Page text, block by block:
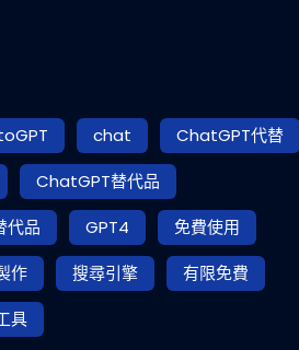
chat
ChatGPT代替
ChatGPT替代品
代品
GPT4
免費使用
作 搜尋引擎
有限免費
具